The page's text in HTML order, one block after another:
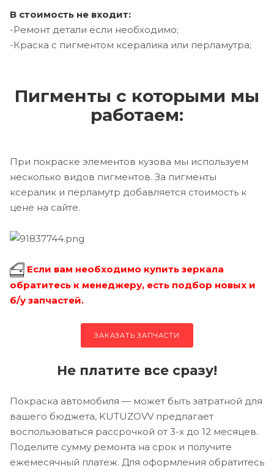
В стоимость не входит:
-Ремонт детали если необходимо;
-Краска с пигментом ксералика или перламутра;
Пигменты с которыми мы
работаем:
При покраске элементов кузова мы используем
несколько видов пигментов. За пигменты
ксералик и перламутр добавляется стоимость к
цене на сайте.
Если вам необходимо купить зеркала
обратитесь к менеджеру, есть подбор новых и
б/у запчастей.
ЗАКАЗАТЬ ЗАПЧАСТИ
Не платите все сразу!
Покраска автомобиля — может быть затратной для
вашего бюджета, KUTUZOVV предлагает
воспользоваться рассрочкой от 3-х до 12 месяцев.
Поделите сумму ремонта на срок и получите
ежемесячный платеж. Для оформления обратитесь